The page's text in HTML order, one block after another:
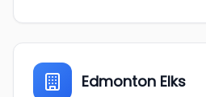
Edmonton Elks